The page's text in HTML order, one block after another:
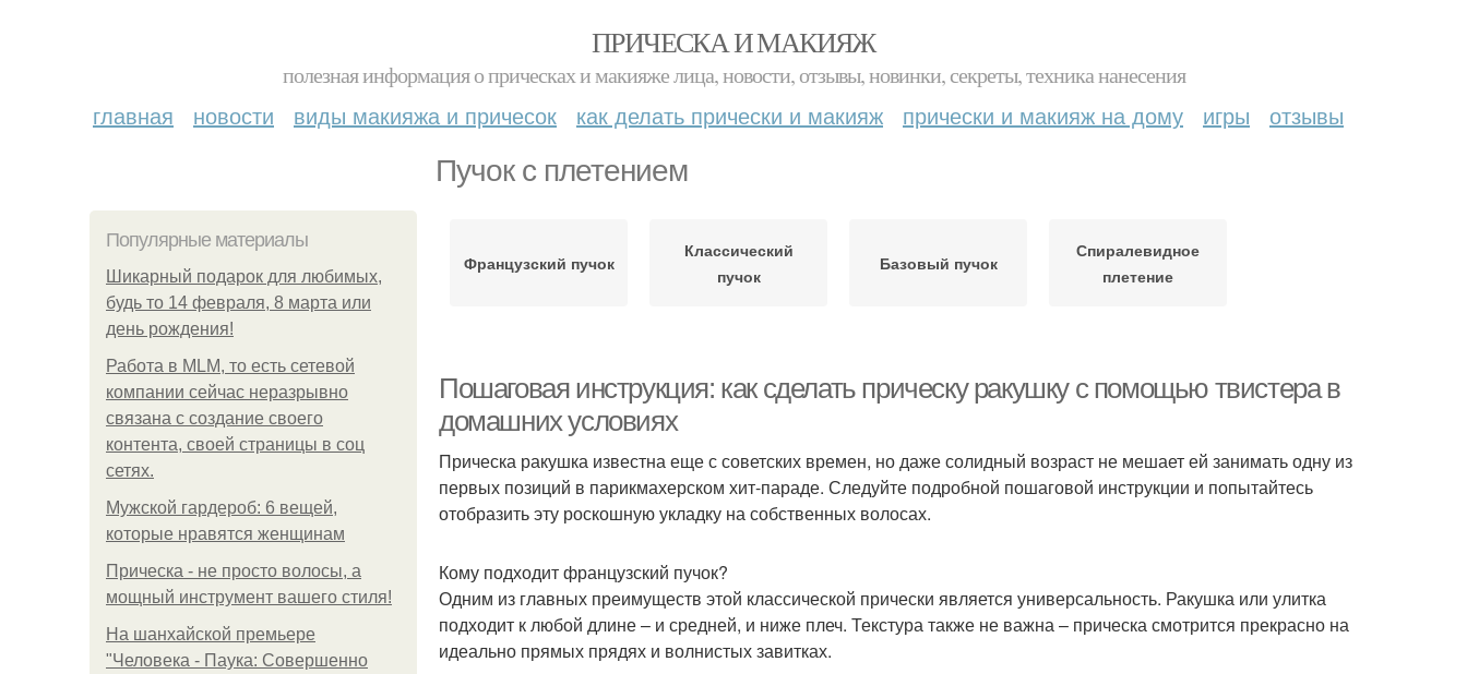
ПРИЧЕСКА И МАКИЯЖ
полезная информация о прическах и макияже лица, новости, отзывы, новинки, секреты, техника нанесения
главная новости виды макияжа и причесок как делать прически и макияж прически и макияж на дому игры отзывы
Пучок с плетением
Популярные материалы
Шикарный подарок для любимых,
будь то 14 февраля, 8 марта или
день рождения!
Работа в MLM, то есть сетевой
компании сейчас неразрывно
связана с создание своего
контента, своей страницы в соц
сетях.
Мужской гардероб: 6 вещей,
которые нравятся женщинам
Прическа - не просто волосы, а
мощный инструмент вашего стиля!
На шанхайской премьере
"Человека - Паука: Совершенно
Французский пучок
Классический
пучок
Базовый пучок
Спиралевидное
плетение
Пошаговая инструкция: как сделать прическу ракушку с помощью твистера в
домашних условиях
Прическа ракушка известна еще с советских времен, но даже солидный возраст не мешает ей занимать одну из
первых позиций в парикмахерском хит-параде. Следуйте подробной пошаговой инструкции и попытайтесь
отобразить эту роскошную укладку на собственных волосах.
Кому подходит французский пучок?
Одним из главных преимуществ этой классической прически является универсальность. Ракушка или улитка
подходит к любой длине – и средней, и ниже плеч. Текстура также не важна – прическа смотрится прекрасно на
идеально прямых прядях и волнистых завитках.